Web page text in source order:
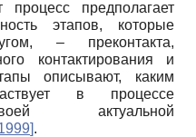
процесс предполагает
этапов, которые
– преконтакта,
контактирования и
описывают, каким
в процессе
актуальной
].